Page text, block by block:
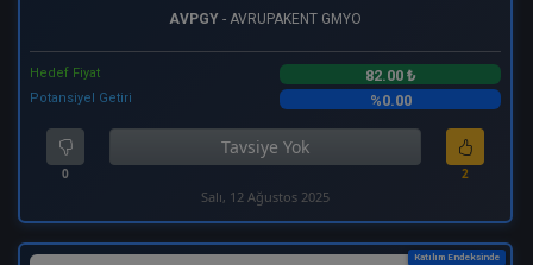
AVPGY - AVRUPAKENT GMYO
Hedef Fiyat 82.00 ₺
Potansiyel Getiri %0.00
0
Tavsiye Yok
2
Salı, 12 Ağustos 2025
Katılım Endeksinde